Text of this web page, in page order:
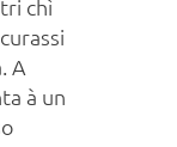
chì
A
à un